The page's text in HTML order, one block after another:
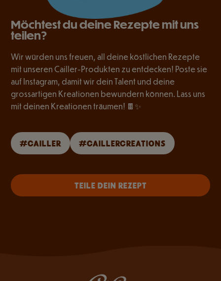
Möchtest du deine Rezepte mit uns
teilen?
Wir würden uns freuen, all deine köstlichen Rezepte
mit unseren Cailler-Produkten zu entdecken! Poste sie
auf Instagram, damit wir dein Talent und deine
grossartigen Kreationen bewundern können. Lass uns
mit deinen Kreationen träumen! 🍫✨
#CAILLER #CAILLERCREATIONS
TEILE DEIN REZEPT